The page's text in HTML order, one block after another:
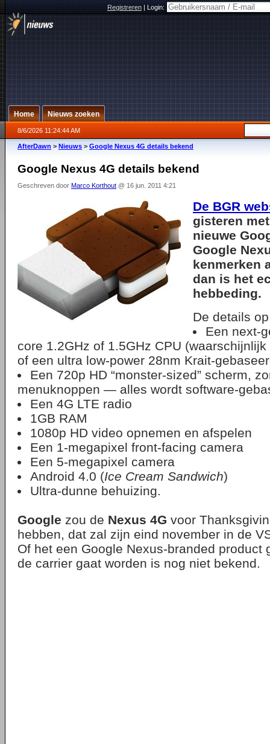
Registreren|Login:
Home Nieuws zoeken
8/6/2026 11:24:44 AM
AfterDawn > Nieuws > Google Nexus 4G details bekend
Google Nexus 4G details bekend
Geschreven door Marco Korthout @ 16 jun. 2011 4:21
De BGR
gisteren
nieuwe
Google
kenmerken
dan is het
hebbeding.
De details
Een next-
core 1.2GHz of 1.5GHz CPU
of een ultra low-power 28nm Krait-
Een 720p HD “monster-sized” scherm,
menuknoppen — alles wordt software-
Een 4G LTE radio
1GB RAM
1080p HD video opnemen en afspelen
Een 1-megapixel front-facing camera
Een 5-megapixel camera
Android 4.0 (Ice Cream Sandwich)
Ultra-dunne behuizing.
Google zou de Nexus 4G voor
hebben, dat zal zijn eind november in de
Of het een Google Nexus-branded product
de carrier gaat worden is nog niet bekend.